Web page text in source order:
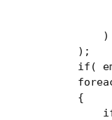
        )
    );
if(
    {